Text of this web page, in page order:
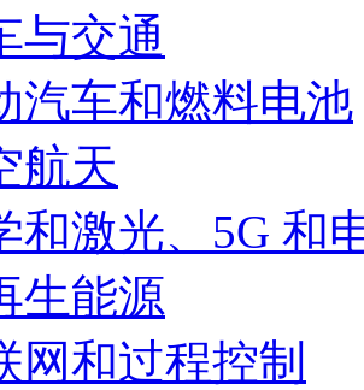
与交通
汽车和燃料电池
航天
和激光、5G 和
生能源
网和过程控制